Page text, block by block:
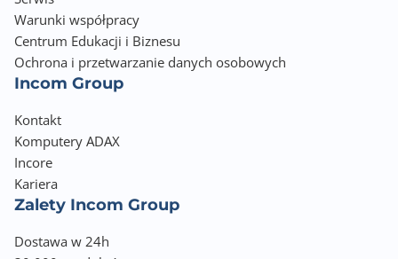
Warunki współpracy
Centrum Edukacji i Biznesu
Ochrona i przetwarzanie danych osobowych
Incom Group
Kontakt
Komputery ADAX
Incore
Kariera
Zalety Incom Group
Dostawa w 24h